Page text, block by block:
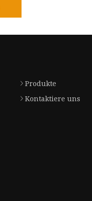
Produkte
Kontaktiere uns